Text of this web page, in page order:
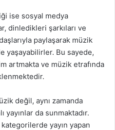
ise sosyal medya
dinledikleri şarkıları ve
paylaşarak müzik
yaşayabilirler. Bu sayede,
artmakta ve müzik etrafında
değil, aynı zamanda
da sunmaktadır.
yayın yapan